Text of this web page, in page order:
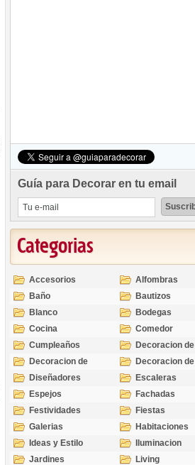
Guía para Decorar en tu email
Categorias
Accesorios
Alfombras
Baño
Bautizos
Blanco
Bodegas
Cocina
Comedor
Cumpleaños
Decoracion de
Exteriores
Decoracion de
Interiores
Decoracion de
Ocasiones
Diseñadores
Escaleras
Espejos
Fachadas
Festividades
Fiestas
Galerias
Habitaciones
Ideas y Estilo
Iluminacion
Jardines
Living